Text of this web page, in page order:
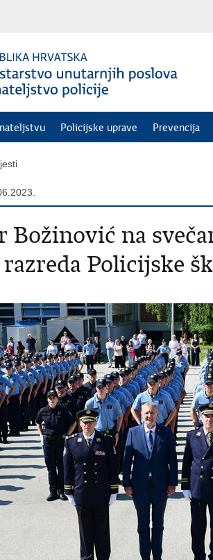
Policijske uprave Prevencija
na
Policijske